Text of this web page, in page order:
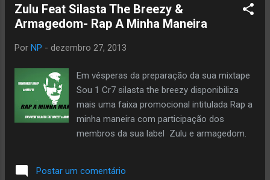
R&B e considerada como afinação das
cordas vocais para 2014. DOWNLOAD
Zulu Feat Silasta The Breezy &
Armagedom- Rap A Minha Maneira
Por NP - dezembro 27, 2013
Em vésperas da preparação da sua mixtape
Sou 1 Cr7 silasta the breezy disponibiliza
mais uma faixa promocional intitulada Rap a
minha maneira com participação dos
membros da sua label Zulu e armagedom.
Postar um comentário